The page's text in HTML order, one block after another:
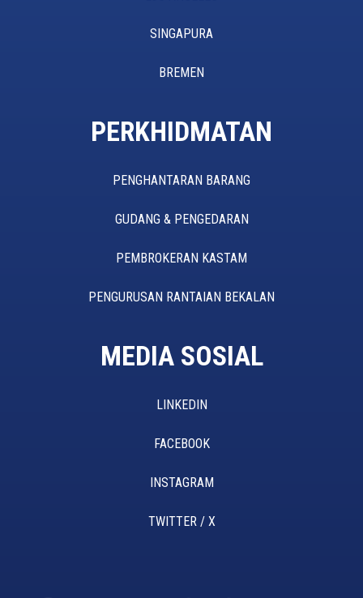
SINGAPURA
BREMEN
PERKHIDMATAN
PENGHANTARAN BARANG
GUDANG & PENGEDARAN
PEMBROKERAN KASTAM
PENGURUSAN RANTAIAN BEKALAN
MEDIA SOSIAL
LINKEDIN
FACEBOOK
INSTAGRAM
TWITTER / X